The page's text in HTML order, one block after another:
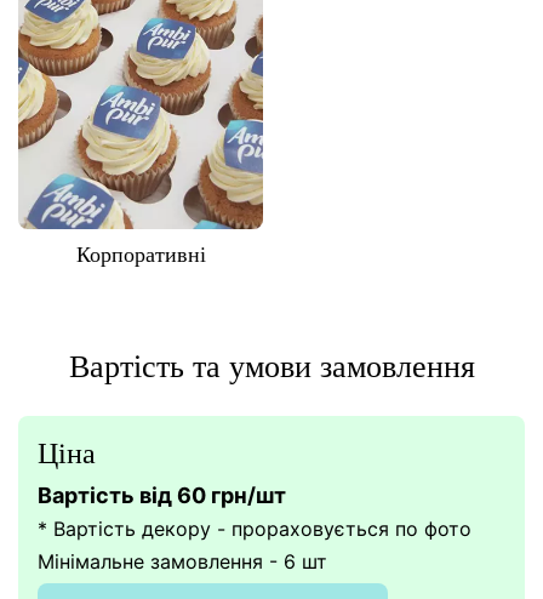
Корпоративні
Вартість та умови замовлення
Ціна
Вартість вiд 60 грн/шт
* Вартість декору - прораховується по фото
Мінімальне замовлення - 6 шт